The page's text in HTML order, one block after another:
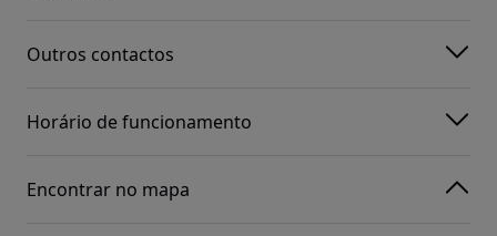
Outros contactos
Horário de funcionamento
Encontrar no mapa